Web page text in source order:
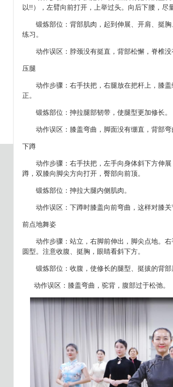
以!!），左臂向前打开，上举过头。向后下腰，尽
锻炼部位：背部肌肉，起到伸展、开肩、挺胸
练习。
动作误区：脖颈没有挺直，背部松懈，脊椎没
压腿
动作步骤：右手扶把，右腿放在把杆上，膝盖
正。
锻炼部位：抻拉腿部韧带，使腿型更加修长。
动作误区：膝盖弯曲，脚面没有绷直，背部弯
下蹲
动作步骤：右手扶把，左手向身体斜下方伸展
蹲，双膝向脚尖方向打开，臀部向前顶。
锻炼部位：抻拉大腿内侧肌肉。
动作误区：下蹲时膝盖向前弯曲，这样对膝关
前点地舞姿
动作步骤：站立，右脚前伸出，脚尖点地。右
圆型。注意收腹、挺胸，眼睛看斜下方。
锻炼部位：收腹，使修长的腿型、挺拔的背部
动作误区：膝盖弯曲，驼背，腹部过于松弛。